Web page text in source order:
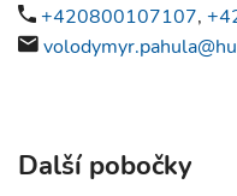
+420800107107,
Další pobočky